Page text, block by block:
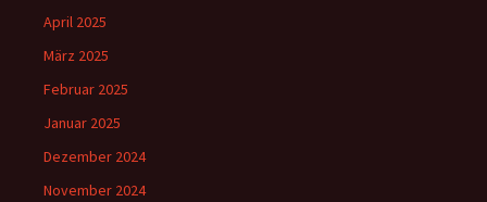
April 2025
März 2025
Februar 2025
Januar 2025
Dezember 2024
November 2024